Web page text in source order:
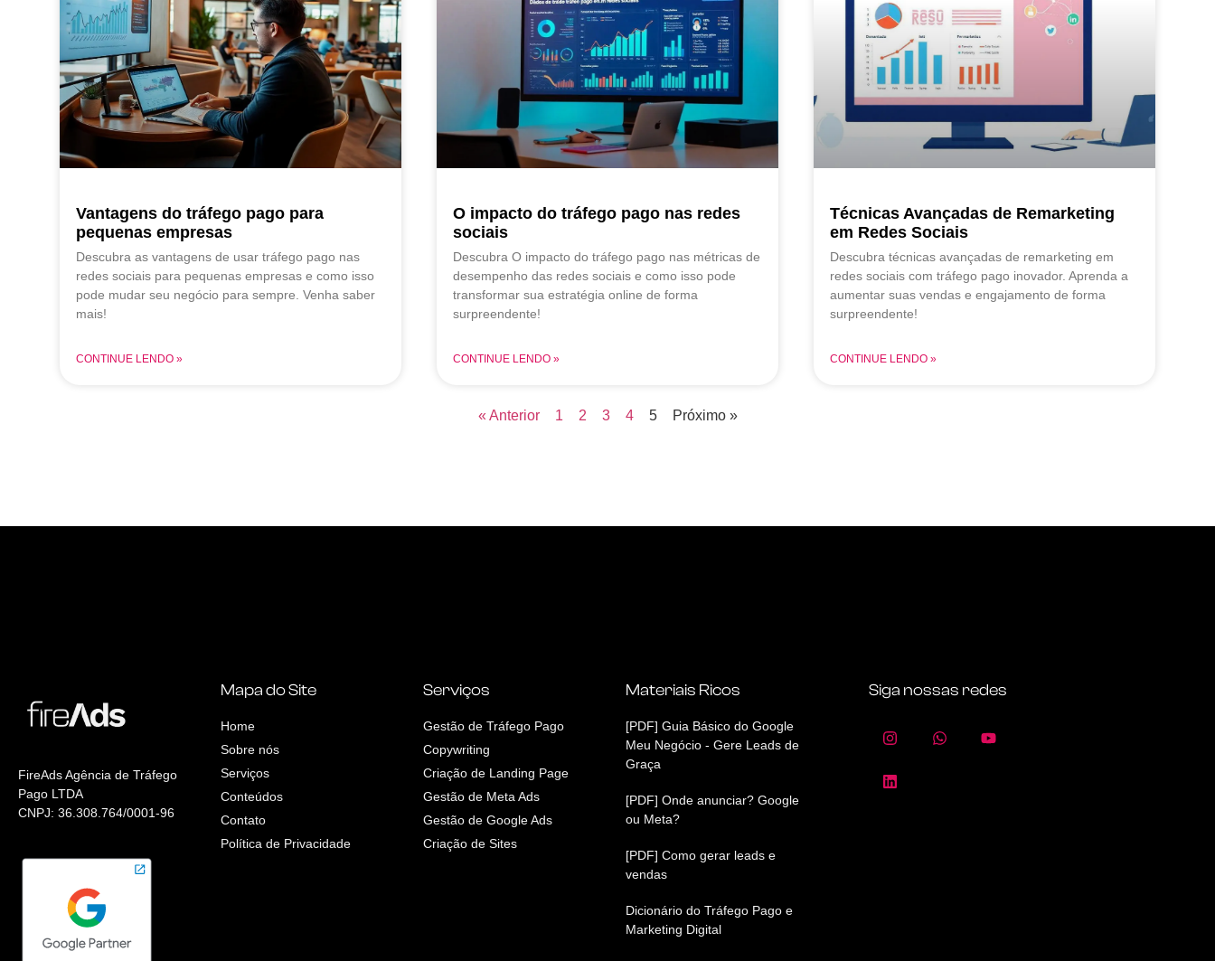
Vantagens do tráfego pago para
pequenas empresas
Descubra as vantagens de usar tráfego pago nas
redes sociais para pequenas empresas e como isso
pode mudar seu negócio para sempre. Venha saber
mais!
CONTINUE LENDO »
O impacto do tráfego pago nas redes
sociais
Descubra O impacto do tráfego pago nas métricas de
desempenho das redes sociais e como isso pode
transformar sua estratégia online de forma
surpreendente!
CONTINUE LENDO »
Técnicas Avançadas de Remarketing
em Redes Sociais
Descubra técnicas avançadas de remarketing em
redes sociais com tráfego pago inovador. Aprenda a
aumentar suas vendas e engajamento de forma
surpreendente!
CONTINUE LENDO »
« Anterior 1 2 3 4 5 Próximo »
FireAds Agência de Tráfego
Pago LTDA
CNPJ: 36.308.764/0001-96
Mapa do Site
Home
Sobre nós
Serviços
Conteúdos
Contato
Política de Privacidade
Serviços
Gestão de Tráfego Pago
Copywriting
Criação de Landing Page
Gestão de Meta Ads
Gestão de Google Ads
Criação de Sites
Materiais Ricos
[PDF] Guia Básico do Google
Meu Negócio - Gere Leads de
Graça
[PDF] Onde anunciar? Google
ou Meta?
[PDF] Como gerar leads e
vendas
Dicionário do Tráfego Pago e
Marketing Digital
Siga nossas redes